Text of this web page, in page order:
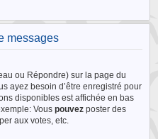
messages
ou Répondre) sur la page du
ayez besoin d’être enregistré pour
disponibles est affichée en bas
Vouspouvez poster des
aux votes, etc.